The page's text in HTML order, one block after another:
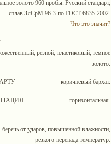
золото 960 пробы. Русский стандарт,
сплав ЗлСрМ 96-3 по ГОСТ 6835-2002.
Что это значит?
резной, пластиковый, темное
золото.
коричневый бархат.
горизонтальная.
беречь от ударов, повышенной влажности,
резкого перепада температур.